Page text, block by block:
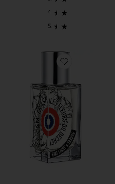
Favorite I Am